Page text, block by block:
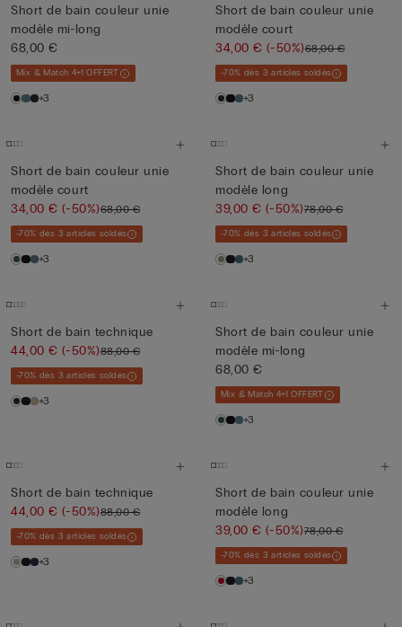
Short de bain couleur unie
modèle mi-long
68,00 €
Mix & Match 4+1 OFFERT
+3
Short de bain couleur unie
modèle court
34,00 €(-50%)68,00 €
-70% dès 3 articles soldés
+3
Short de bain couleur unie
modèle court
34,00 €(-50%)68,00 €
-70% dès 3 articles soldés
+3
Short de bain couleur unie
modèle long
39,00 €(-50%)78,00 €
-70% dès 3 articles soldés
+3
Short de bain technique
44,00 €(-50%)88,00 €
-70% dès 3 articles soldés
+3
Short de bain couleur unie
modèle mi-long
68,00 €
Mix & Match 4+1 OFFERT
+3
Short de bain technique
44,00 €(-50%)88,00 €
-70% dès 3 articles soldés
+3
Short de bain couleur unie
modèle long
39,00 €(-50%)78,00 €
-70% dès 3 articles soldés
+3